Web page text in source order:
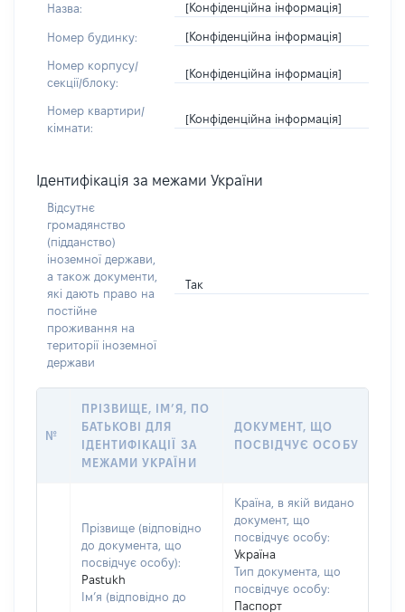
Назва: [Конфіденційна інформація]
Номер будинку: [Конфіденційна інформація]
Номер корпусу/
секції/блоку:
[Конфіденційна інформація]
Номер квартири/
кімнати:
[Конфіденційна інформація]
Ідентифікація за межами України
Відсутнє
громадянство
(підданство)
іноземної держави,
а також документи,
які дають право на
постійне
проживання на
території іноземної
держави
Так
№
ПРІЗВИЩЕ, ІМ’Я, ПО
БАТЬКОВІ ДЛЯ
ІДЕНТИФІКАЦІЇ ЗА
МЕЖАМИ УКРАЇНИ
ДОКУМЕНТ, ЩО
ПОСВІДЧУЄ ОСОБУ
Прізвище (відповідно
до документа, що
посвідчує особу):
Pastukh
Ім’я (відповідно до
Країна, в якій видано
документ, що
посвідчує особу:
Україна
Тип документа, що
посвідчує особу:
Паспорт